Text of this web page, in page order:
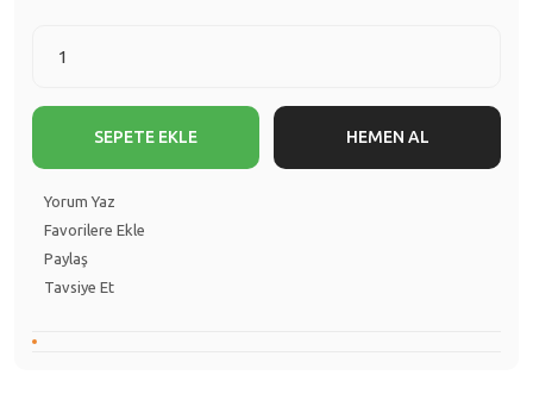
SEPETE EKLE HEMEN AL
Yorum Yaz
Paylaş
Tavsiye Et